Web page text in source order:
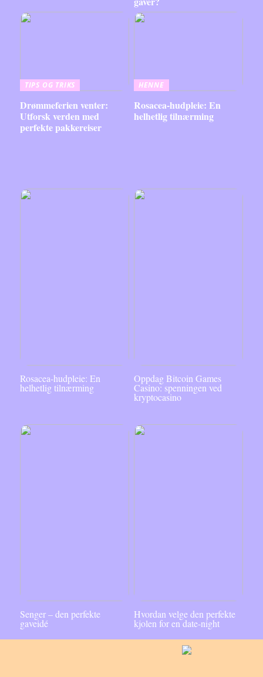
TIPS OG TRIKS
Drømmeferien venter:
Utforsk verden med
perfekte pakkereiser
HENNE
Rosacea-hudpleie: En
helhetlig tilnærming
Rosacea-hudpleie: En
helhetlig tilnærming
Oppdag Bitcoin Games
Casino: spenningen ved
kryptocasino
Senger – den perfekte
gaveidé
Hvordan velge den perfekte
kjolen for en date-night